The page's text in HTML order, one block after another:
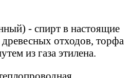
- спирт в настоящие
отходов, торфа
из газа этилена.